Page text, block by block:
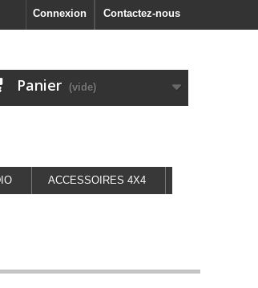
Contactez-nous
Connexion
Panier (vide)
ACCESSOIRES 4X4